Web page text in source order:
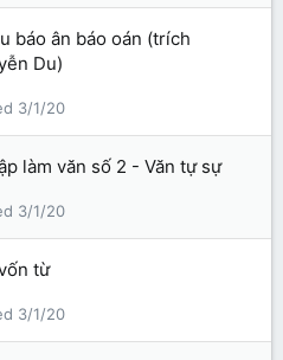
báo ân báo oán (trích
Du)
3/1/20
làm văn số 2 - Văn tự sự
3/1/20
từ
3/1/20